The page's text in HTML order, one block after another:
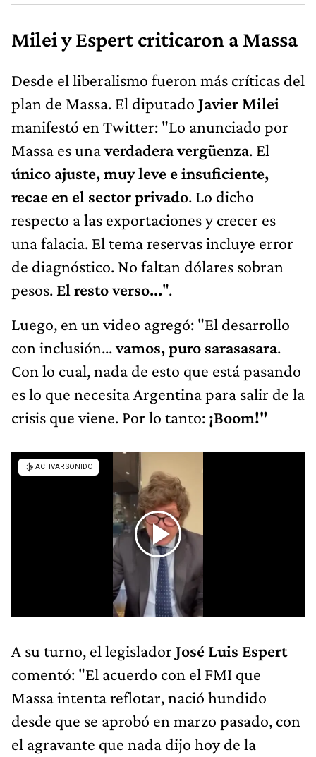
Milei y Espert criticaron a Massa
Desde el liberalismo fueron más críticas del
plan de Massa. El diputado Javier Milei
manifestó en Twitter: "Lo anunciado por
Massa es unaverdadera vergüenza. El
único ajuste, muy leve e insuficiente,
recae en el sector privado. Lo dicho
respecto a las exportaciones y crecer es
una falacia. El tema reservas incluye error
de diagnóstico. No faltan dólares sobran
pesos. El resto verso...".
Luego, en un video agregó: "El desarrollo
con inclusión...vamos, puro sarasasara.
Con lo cual, nada de esto que está pasando
es lo que necesita Argentina para salir de la
crisis que viene. Por lo tanto: ¡Boom!"
A su turno, el legislador José Luis Espert
comentó: "El acuerdo con el FMI que
Massa intenta reflotar, nació hundido
desde que se aprobó en marzo pasado, con
el agravante que nada dijo hoy de la